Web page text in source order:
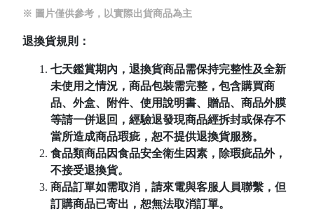
※ 圖片僅供參考，以實際出貨商品為主
退換貨規則：
七天鑑賞期內，退換貨商品需保持完整性及全新
未使用之情況，商品包裝需完整，包含購買商
品、外盒、附件、使用說明書、贈品、商品外膜
等請一併退回，經驗退發現商品經拆封或保存不
當所造成商品瑕疵，恕不提供退換貨服務。
食品類商品因食品安全衛生因素，除瑕疵品外，
不接受退換貨。
商品訂單如需取消，請來電與客服人員聯繫，但
訂購商品已寄出，恕無法取消訂單。